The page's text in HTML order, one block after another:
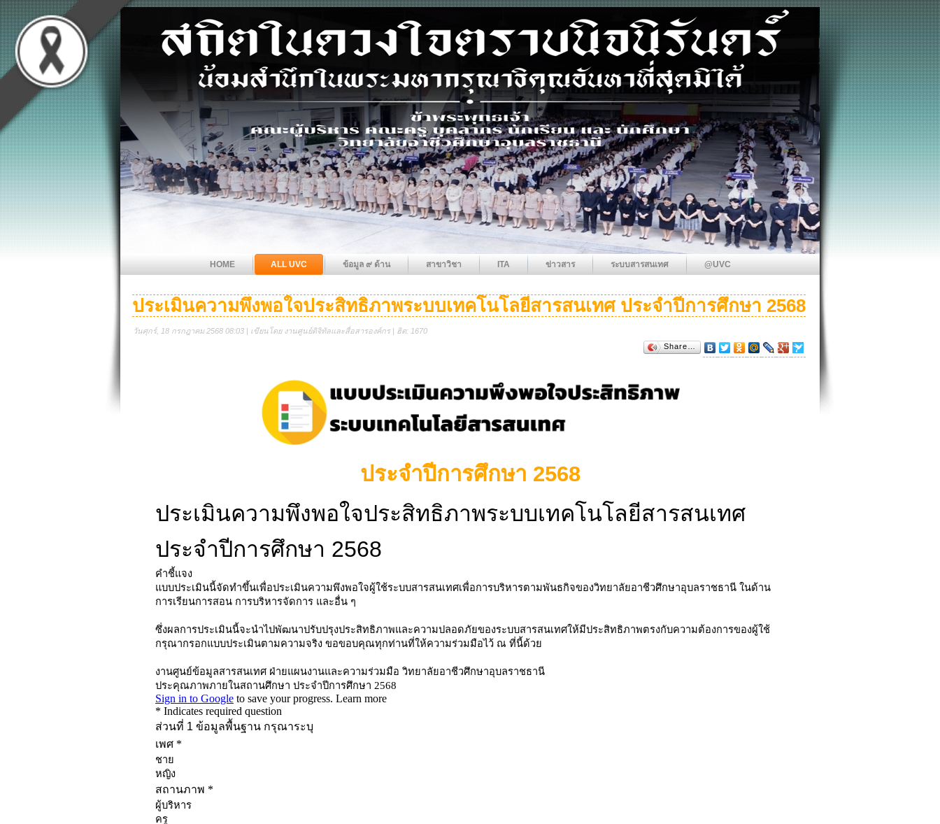
HOME ALL UVC ข้อมูล ๙ ด้าน สาขาวิชา ITA ข่าวสาร ระบบสารสนเทศ @UVC
ประเมินความพึงพอใจประสิทธิภาพระบบเทคโนโลยีสารสนเทศ ประจำปีการศึกษา 2568
วันศุกร์, 18 กรกฎาคม 2568 08:03 | เขียนโดย งานศูนย์ดิจิทัลและสื่อสารองค์กร | ฮิต: 1670
Share…
ประจำปีการศึกษา 2568